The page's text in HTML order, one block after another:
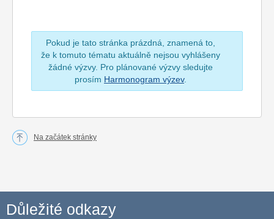
Pokud je tato stránka prázdná, znamená to,
že k tomuto tématu aktuálně nejsou vyhlášeny
žádné výzvy. Pro plánované výzvy sledujte
prosím Harmonogram výzev.
Na začátek stránky
Důležité odkazy